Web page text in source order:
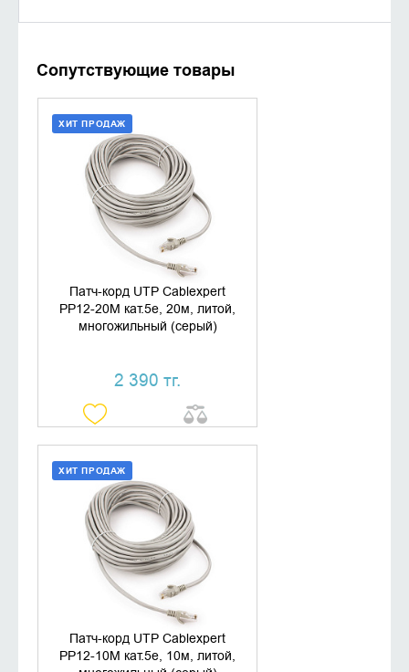
Сопутствующие товары
Патч-корд UTP Cablexpert
PP12-20M кат.5e, 20м, литой,
многожильный (серый)
2 390 тг.
ХИТ ПРОДАЖ
ДОБАВИТЬ В КОРЗИНУ
КУПИТЬ В 1 КЛИК
Патч-корд UTP Cablexpert
PP12-10M кат.5e, 10м, литой,
ХИТ ПРОДАЖ
ДОБАВИТЬ В КОРЗИНУ
КУПИТЬ В 1 КЛИК